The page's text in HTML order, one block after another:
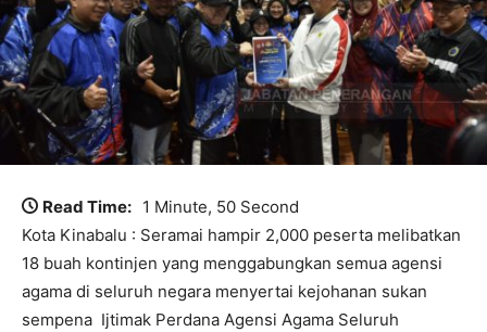
Read Time: 1 Minute, 50 Second
Kota Kinabalu : Seramai hampir 2,000 peserta melibatkan
18 buah kontinjen yang menggabungkan semua agensi
agama di seluruh negara menyertai kejohanan sukan
sempena Ijtimak Perdana Agensi Agama Seluruh